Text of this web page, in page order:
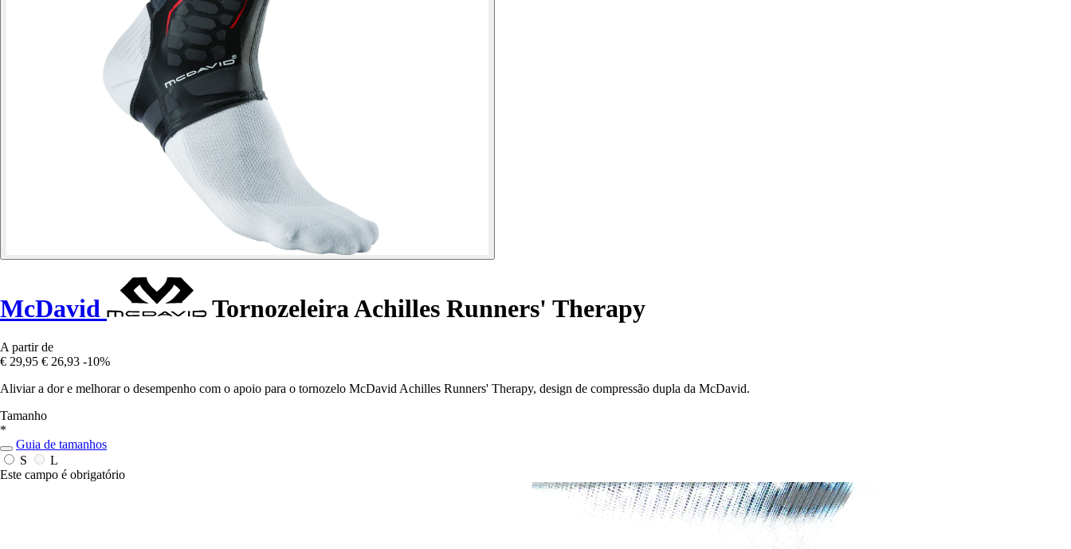
McDavid Tornozeleira Achilles Runners' Therapy
A partir de
€ 29,95 € 26,93 -10%
Aliviar a dor e melhorar o desempenho com o apoio para o tornozelo McDavid Achilles Runners' Therapy, design de compressão dupla da McDavid.
Tamanho
*
Guia de tamanhos
S
L
Este campo é obrigatório